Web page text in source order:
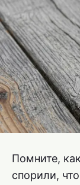
Помните,
спорили,